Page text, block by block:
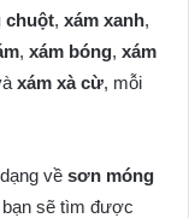
chuột, xám xanh,
, xám bóng, xám
xám xà cừ, mỗi
về sơn móng
bạn sẽ tìm được